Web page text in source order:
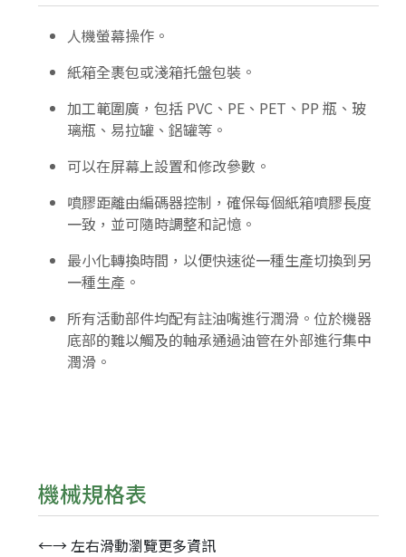
人機螢幕操作。
紙箱全裹包或淺箱托盤包裝。
加工範圍廣，包括 PVC、PE、PET、PP 瓶、玻
璃瓶、易拉罐、鋁罐等。
可以在屏幕㆖設置和修改參數。
噴膠距離由編碼器控制，確保每個紙箱噴膠長度
㆒致，並可隨時調整和記憶。
最小化轉換時間，以便快速從㆒種生產切換到另
㆒種生產。
所有活動部件均配有註油嘴進行潤滑。位於機器
底部的難以觸及的軸承通過油管在外部進行集㆗
潤滑。
機械規格表
←→ 左右滑動瀏覽更多資訊